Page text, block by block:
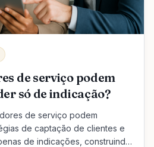
de serviço podem
só de indicação?
de serviço podem
de captação de clientes e
de indicações, construindo